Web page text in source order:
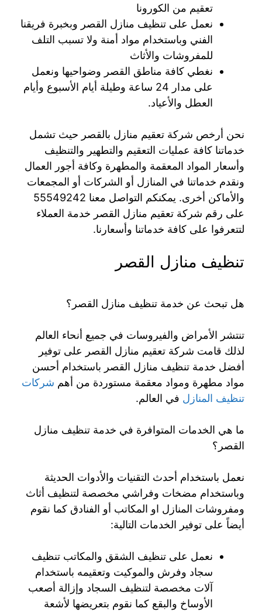
تعقيم من الكورونا
نعمل على تنظيف منازل القصر وبخبرة فريقنا
الفني وباستخدام مواد أمنة ولا تسبب التلف
للمفروشات والأثاث
نغطي كافة مناطق القصر وضواحيها ونعمل
على مدار 24 ساعة وطيلة أيام الأسبوع وأيام
العطل والأعياد.
نحن أرخص شركة تعقيم منازل بالقصر حيث تشمل
خدماتنا كافة عمليات التعقيم والتطهير والتنظيف
وأسعار المواد المعقمة والمطهرة وكافة أجور العمال
ونقدم خدماتنا في المنازل أو الشركات أو المجمعات
والأماكن أخرى. يمكنكم التواصل معنا 55549242
على رقم شركة تعقيم منازل القصر خدمة العملاء
لتتعرفوا على كافة خدماتنا وأسعارنا.
تنظيف منازل القصر
هل تبحث عن خدمة تنظيف منازل القصر؟
تنتشر الأمراض والفيروسات في جميع أنحاء العالم
لذلك قامت شركة تعقيم منازل القصر على توفير
أفضل خدمة تنظيف منازل القصر باستخدام أحسن
مواد مطهرة ومواد معقمة مستوردة من أهم شركات
تنظيف المنازل في العالم.
ما هي الخدمات المتوافرة في خدمة تنظيف منازل
القصر؟
نعمل باستخدام أحدث التقنيات والأدوات الحديثة
وباستخدام مضخات وفراشي مخصصة لتنظيف أثاث
ومفروشات المنازل او المكاتب أو الفنادق كما نقوم
أيضاً على توفير الخدمات التالية:
نعمل على تنظيف الشقق والمكاتب تنظيف
سجاد وفرش والموكيت وتعقيمه باستخدام
آلات مخصصة لتنظيف السجاد وإزالة أصعب
الأوساخ والبقع كما نقوم بتعريضها لأشعة